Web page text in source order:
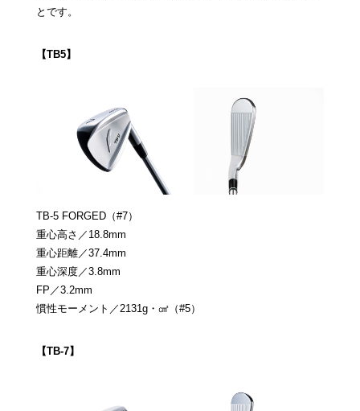
とです。
【TB5】
TB-5 FORGED（#7）
重心高さ／18.8mm
重心距離／37.4mm
重心深度／3.8mm
FP／3.2mm
慣性モーメント／2131g・㎠（#5）
【TB-7】